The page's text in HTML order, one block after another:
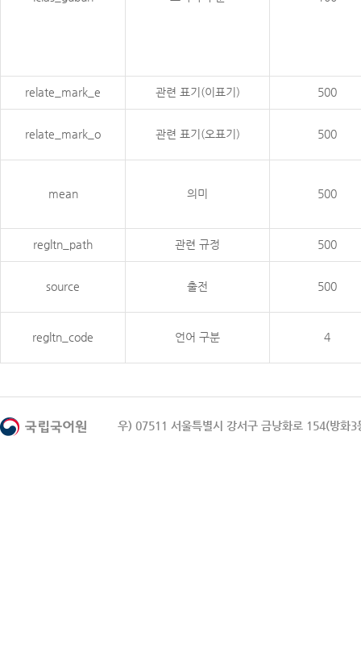
relate_mark_e 관련 표기(이표기) 500
relate_mark_o 관련 표기(오표기) 500
mean 의미 500
regltn_path 관련 규정 500
source 출전 500
regltn_code 언어 구분 4
우) 07511 서울특별시 강서구 금낭화로 154(방화3